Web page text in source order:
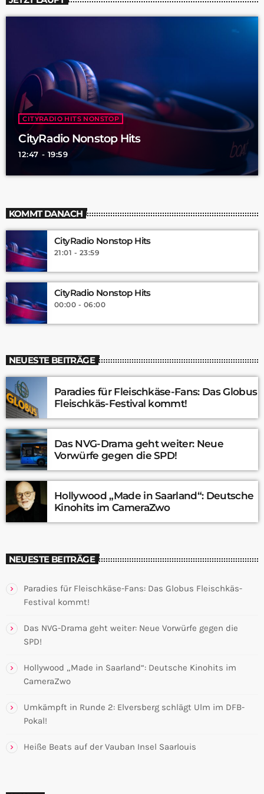
CITYRADIO HITS NONSTOP
CityRadio Nonstop Hits
12:47 - 19:59
KOMMT DANACH
CityRadio Nonstop Hits
21:01 - 23:59
CityRadio Nonstop Hits
00:00 - 06:00
NEUESTE BEITRÄGE
Paradies für Fleischkäse-Fans: Das Globus
Fleischkäs-Festival kommt!
Das NVG-Drama geht weiter: Neue
Vorwürfe gegen die SPD!
Hollywood „Made in Saarland“: Deutsche
Kinohits im CameraZwo
NEUESTE BEITRÄGE
Paradies für Fleischkäse-Fans: Das Globus Fleischkäs-
Festival kommt!
Das NVG-Drama geht weiter: Neue Vorwürfe gegen die
SPD!
Hollywood „Made in Saarland“: Deutsche Kinohits im
CameraZwo
Umkämpft in Runde 2: Elversberg schlägt Ulm im DFB-
Pokal!
Heiße Beats auf der Vauban Insel Saarlouis